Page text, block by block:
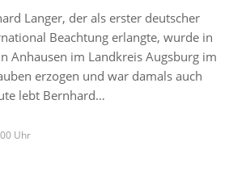
Langer, der als erster deutscher
Beachtung erlangte, wurde in
Anhausen im Landkreis Augsburg im
erzogen und war damals auch
lebt Bernhard…
Uhr